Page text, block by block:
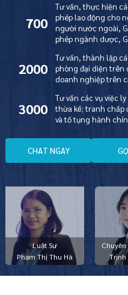
Luật Sư
Phạm Thị Thu Hà
Trịnh
700
Tư vấn, thực hiện
phép lao động cho
người nước ngoài,
phép ngành dược,
2000
Tư vấn, thành lập
phòng đại diện trên
doanh nghiệp trên
3000
Tư vấn các vụ việc
thừa kế; tranh chấp
và tố tụng hành
CHAT NGAY GỌ